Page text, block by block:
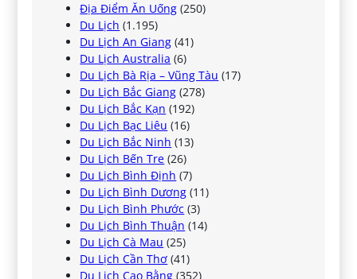
Địa Điểm Ăn Uống (250)
Du Lịch (1.195)
Du Lịch An Giang (41)
Du Lịch Australia (6)
Du Lịch Bà Rịa – Vũng Tàu (17)
Du Lịch Bắc Giang (278)
Du Lịch Bắc Kạn (192)
Du Lịch Bạc Liêu (16)
Du Lịch Bắc Ninh (13)
Du Lịch Bến Tre (26)
Du Lịch Bình Định (7)
Du Lịch Bình Dương (11)
Du Lịch Bình Phước (3)
Du Lịch Bình Thuận (14)
Du Lịch Cà Mau (25)
Du Lịch Cần Thơ (41)
Du Lịch Cao Bằng (352)